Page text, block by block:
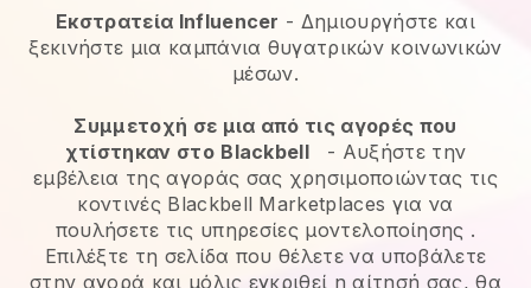
Εκστρατεία Influencer - Δημιουργήστε και
ξεκινήστε μια καμπάνια θυγατρικών κοινωνικών
μέσων.
Συμμετοχή σε μια από τις αγορές που
χτίστηκαν στο Blackbell - Αυξήστε την
εμβέλεια της αγοράς σας χρησιμοποιώντας τις
κοντινές Blackbell Marketplaces για να
πουλήσετε τις υπηρεσίες μοντελοποίησης .
Επιλέξτε τη σελίδα που θέλετε να υποβάλετε
στην αγορά και μόλις εγκριθεί η αίτησή σας, θα